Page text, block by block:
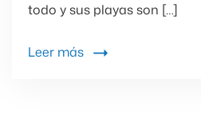
todo y sus playas son […]
Leer más